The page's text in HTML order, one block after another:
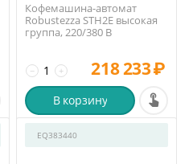
Кофемашина-автомат
Robustezza STH2E высокая
группа, 220/380 В
+
− 218 233₽
В корзину
EQ383440